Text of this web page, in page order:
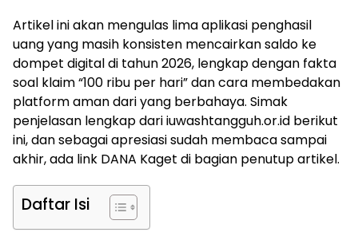
Artikel ini akan mengulas lima aplikasi penghasil
uang yang masih konsisten mencairkan saldo ke
dompet digital di tahun 2026, lengkap dengan fakta
soal klaim “100 ribu per hari” dan cara membedakan
platform aman dari yang berbahaya. Simak
penjelasan lengkap dari iuwashtangguh.or.id berikut
ini, dan sebagai apresiasi sudah membaca sampai
akhir, ada link DANA Kaget di bagian penutup artikel.
Daftar Isi